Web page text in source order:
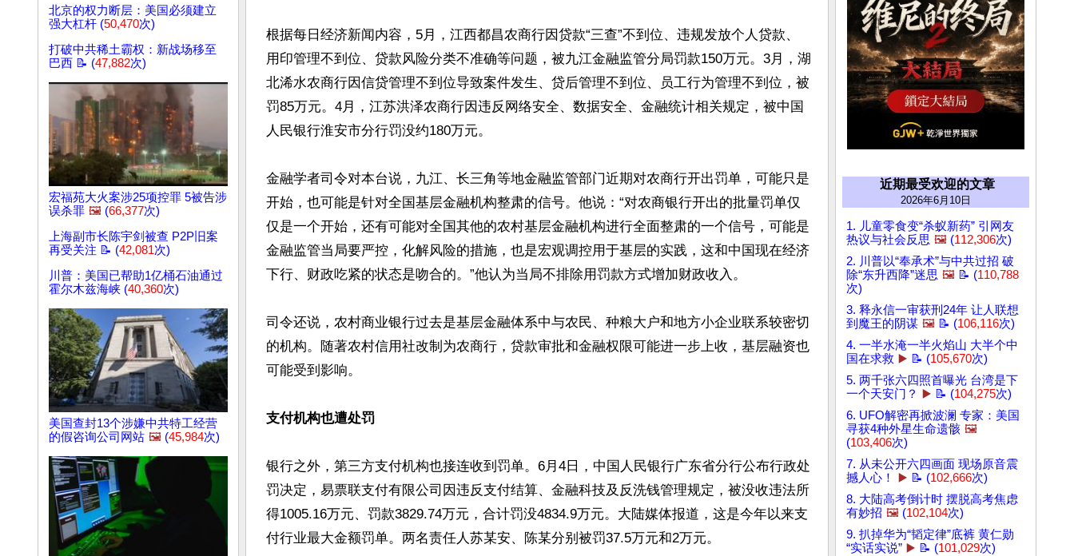
北京的权力断层：美国必须建立
强大杠杆 (50,470次)
打破中共稀土霸权：新战场移至
巴西 📝 (47,882次)
宏福苑大火案涉25项控罪 5被告涉
误杀罪 🖼️ (66,377次)
上海副市长陈宇剑被查 P2P旧案
再受关注 📝 (42,081次)
川普：美国已帮助1亿桶石油通过
霍尔木兹海峡 (40,360次)
美国查封13个涉嫌中共特工经营
的假咨询公司网站 🖼️ (45,984次)
根据每日经济新闻内容，5月，江西都昌农商行因贷款“三查”不到位、违规发放个人贷款、
用印管理不到位、贷款风险分类不准确等问题，被九江金融监管分局罚款150万元。3月，湖
北浠水农商行因信贷管理不到位导致案件发生、贷后管理不到位、员工行为管理不到位，被
罚85万元。4月，江苏洪泽农商行因违反网络安全、数据安全、金融统计相关规定，被中国
人民银行淮安市分行罚没约180万元。
金融学者司令对本台说，九江、长三角等地金融监管部门近期对农商行开出罚单，可能只是
开始，也可能是针对全国基层金融机构整肃的信号。他说：“对农商银行开出的批量罚单仅
仅是一个开始，还有可能对全国其他的农村基层金融机构进行全面整肃的一个信号，可能是
金融监管当局要严控，化解风险的措施，也是宏观调控用于基层的实践，这和中国现在经济
下行、财政吃紧的状态是吻合的。”他认为当局不排除用罚款方式增加财政收入。
司令还说，农村商业银行过去是基层金融体系中与农民、种粮大户和地方小企业联系较密切
的机构。随著农村信用社改制为农商行，贷款审批和金融权限可能进一步上收，基层融资也
可能受到影响。
支付机构也遭处罚
银行之外，第三方支付机构也接连收到罚单。6月4日，中国人民银行广东省分行公布行政处
罚决定，易票联支付有限公司因违反支付结算、金融科技及反洗钱管理规定，被没收违法所
得1005.16万元、罚款3829.74万元，合计罚没4834.9万元。大陆媒体报道，这是今年以来支
付行业最大金额罚单。两名责任人苏某安、陈某分别被罚37.5万元和2万元。
近期最受欢迎的文章
2026年6月10日
1. 儿童零食变“杀蚁新药” 引网友
热议与社会反思 🖼️ (112,306次)
2. 川普以“奉承术”与中共过招 破
除“东升西降”迷思 🖼️ 📝 (110,788
次)
3. 释永信一审获刑24年 让人联想
到魔王的阴谋 🖼️ 📝 (106,116次)
4. 一半水淹一半火焰山 大半个中
国在求救 ▶️ 📝 (105,670次)
5. 两千张六四照首曝光 台湾是下
一个天安门？
▶️ 📝 (104,275次)
6. UFO解密再掀波澜 专家：美国
寻获4种外星生命遗骸 🖼️
(103,406次)
7. 从未公开六四画面 现场原音震
撼人心！
▶️ 📝 (102,666次)
8. 大陆高考倒计时 摆脱高考焦虑
有妙招 🖼️ (102,104次)
9. 扒掉华为“韬定律”底裤 黄仁勋
“实话实说” ▶️ 📝 (101,029次)